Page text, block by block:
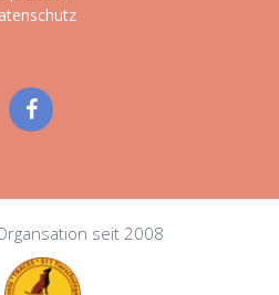
seit 2008